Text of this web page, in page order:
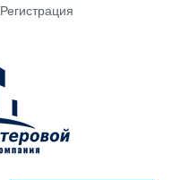
Регистрация